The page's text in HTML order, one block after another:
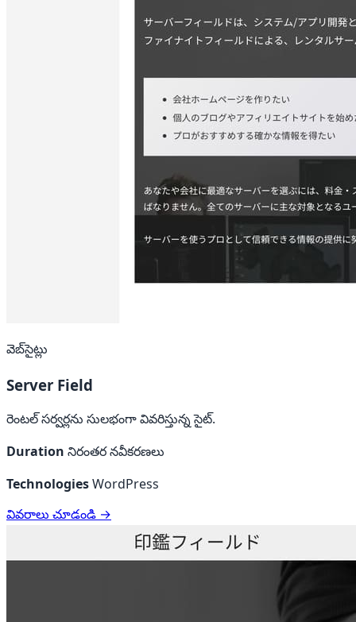
వెబ్‌సైట్లు
Server Field
రెంటల్ సర్వర్లను సులభంగా వివరిస్తున్న సైట్.
Duration నిరంతర నవీకరణలు
TechnologiesWordPress
వివరాలు చూడండి →